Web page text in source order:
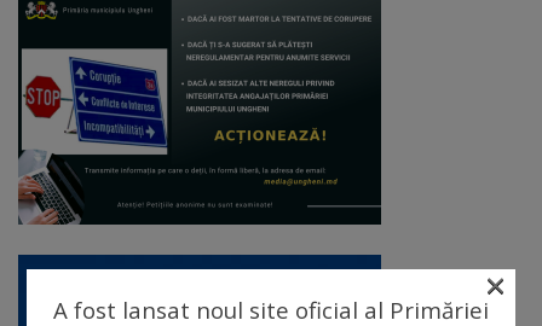
de
Excelență
Ungheniul
turistic
Obiective
turistice
A fost lansat noul site oficial al Primăriei
×